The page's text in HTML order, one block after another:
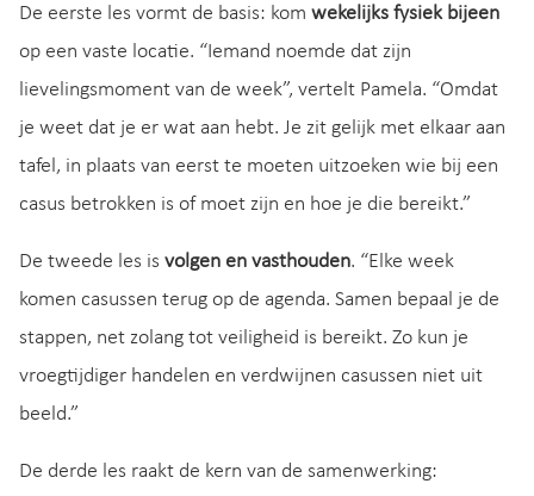
De eerste les vormt de basis: kom wekelijks fysiek bijeen
op een vaste locatie. “Iemand noemde dat zijn
lievelingsmoment van de week”, vertelt Pamela. “Omdat
je weet dat je er wat aan hebt. Je zit gelijk met elkaar aan
tafel, in plaats van eerst te moeten uitzoeken wie bij een
casus betrokken is of moet zijn en hoe je die bereikt.”
De tweede les is volgen en vasthouden. “Elke week
komen casussen terug op de agenda. Samen bepaal je de
stappen, net zolang tot veiligheid is bereikt. Zo kun je
vroegtijdiger handelen en verdwijnen casussen niet uit
beeld.”
De derde les raakt de kern van de samenwerking: